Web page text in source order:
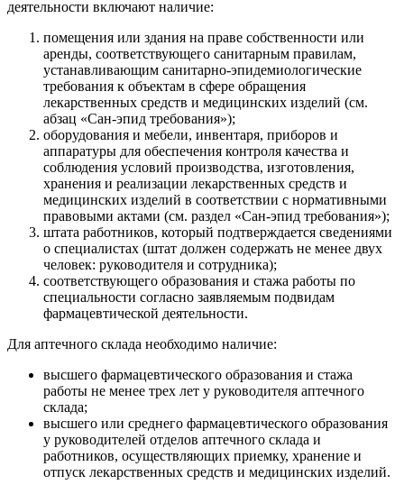
деятельности включают наличие:
помещения или здания на праве собственности или
аренды, соответствующего санитарным правилам,
устанавливающим санитарно-эпидемиологические
требования к объектам в сфере обращения
лекарственных средств и медицинских изделий (см.
абзац «Сан-эпид требования»);
оборудования и мебели, инвентаря, приборов и
аппаратуры для обеспечения контроля качества и
соблюдения условий производства, изготовления,
хранения и реализации лекарственных средств и
медицинских изделий в соответствии с нормативными
правовыми актами (см. раздел «Сан-эпид требования»);
штата работников, который подтверждается сведениями
о специалистах (штат должен содержать не менее двух
человек: руководителя и сотрудника);
соответствующего образования и стажа работы по
специальности согласно заявляемым подвидам
фармацевтической деятельности.
Для аптечного склада необходимо наличие:
высшего фармацевтического образования и стажа
работы не менее трех лет у руководителя аптечного
склада;
высшего или среднего фармацевтического образования
у руководителей отделов аптечного склада и
работников, осуществляющих приемку, хранение и
отпуск лекарственных средств и медицинских изделий.